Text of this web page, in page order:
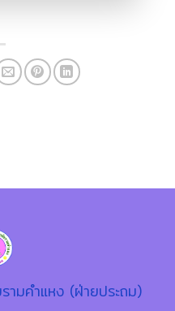
ามคำแหง (ฝ่ายประถม)